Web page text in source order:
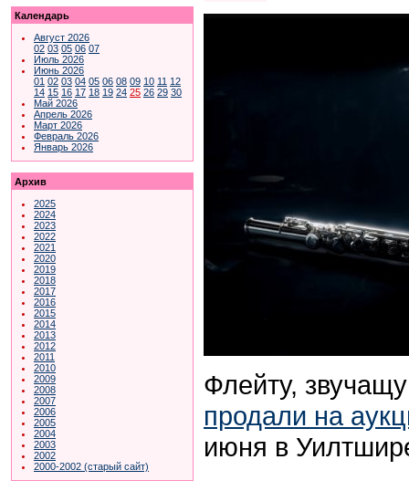
Календарь
Август 2026
02 03 05 06 07
Июль 2026
Июнь 2026
01 02 03 04 05 06 08 09 10 11 12
14 15 16 17 18 19 24 25 26 29 30
Май 2026
Апрель 2026
Март 2026
Февраль 2026
Январь 2026
Архив
2025
2024
2023
2022
2021
2020
2019
2018
2017
2016
2015
2014
2013
2012
2011
2010
2009
2008
2007
2006
2005
2004
2003
2002
2000-2002 (старый сайт)
Флейту,
продали на
июня в